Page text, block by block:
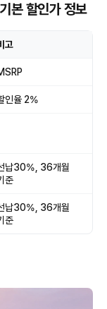
본 할인가 정보
고
인율 2%
납30%, 36개월
준
납30%, 36개월
준